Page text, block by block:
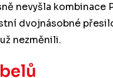
nevyšla kombinace
dvojnásobné
nezměnili.